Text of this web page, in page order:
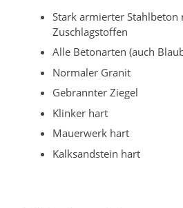
Stark armierter Stahlbeton
Zuschlagstoffen
Alle Betonarten (auch
Normaler Granit
Gebrannter Ziegel
Klinker hart
Mauerwerk hart
Kalksandstein hart